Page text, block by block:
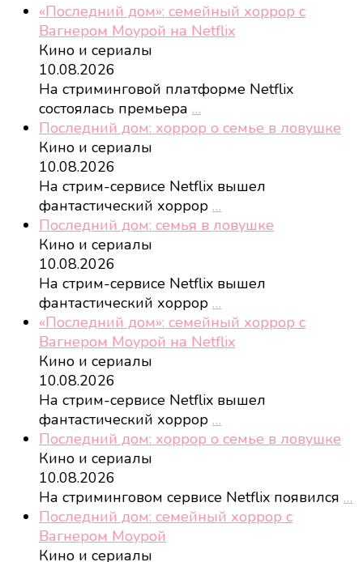
«Последний дом»: семейный хоррор с
Вагнером Моурой на Netflix
Кино и сериалы
10.08.2026
На стриминговой платформе Netflix
состоялась премьера …
Последний дом: хоррор о семье в ловушке
Кино и сериалы
10.08.2026
На стрим-сервисе Netflix вышел
фантастический хоррор …
Последний дом: семья в ловушке
Кино и сериалы
10.08.2026
На стрим-сервисе Netflix вышел
фантастический хоррор …
«Последний дом»: семейный хоррор с
Вагнером Моурой на Netflix
Кино и сериалы
10.08.2026
На стрим-сервисе Netflix вышел
фантастический хоррор …
Последний дом: хоррор о семье в ловушке
Кино и сериалы
10.08.2026
На стриминговом сервисе Netflix появился …
Последний дом: семейный хоррор с
Вагнером Моурой
Кино и сериалы